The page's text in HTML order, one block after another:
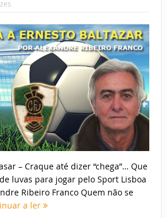
– Craque até dizer “chega”… Que
luvas para jogar pelo Sport Lisboa
Ribeiro Franco Quem não se
a ler